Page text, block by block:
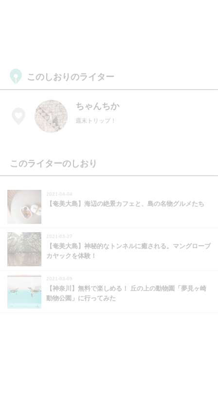
このしおりのライター
ちゃんちか
週末トリップ！
このライターのしおり
2021-04-04
【奄美大島】海辺の絶景カフェと、島の名物グルメたち
2021-03-27
【奄美大島】神秘的なトンネルに癒される。マングローブ
カヤックを体験！
2021-03-09
【神奈川】無料で楽しめる！ 丘の上の動物園「夢見ヶ崎
動物公園」に行ってみた